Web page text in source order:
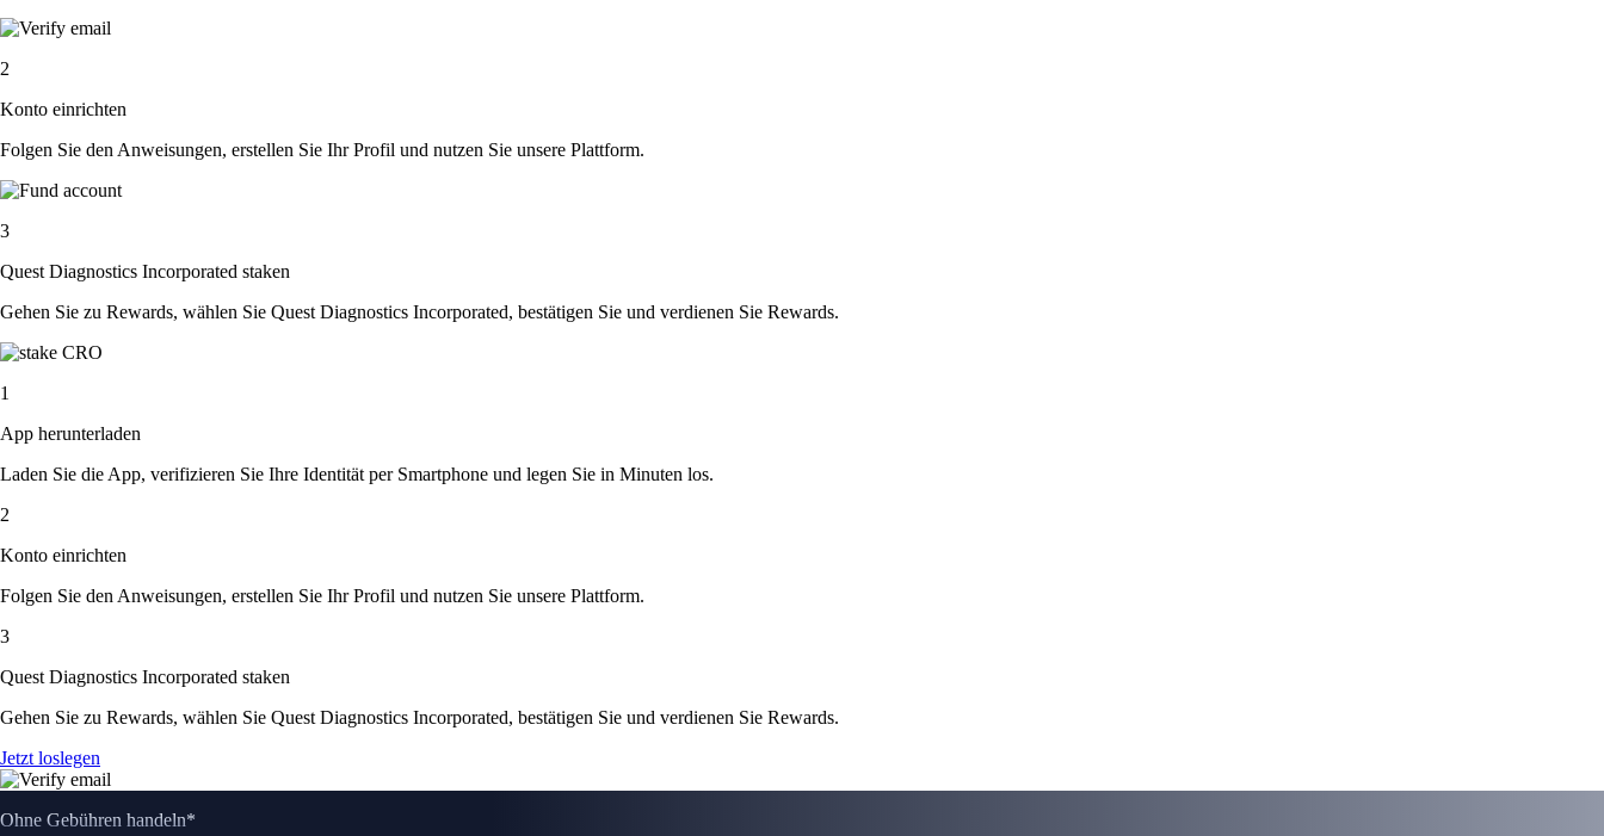
2
Konto einrichten
Folgen Sie den Anweisungen, erstellen Sie Ihr Profil und nutzen Sie unsere Plattform.
3
Quest Diagnostics Incorporated staken
Gehen Sie zu Rewards, wählen Sie Quest Diagnostics Incorporated, bestätigen Sie und verdienen Sie Rewards.
1
App herunterladen
Laden Sie die App, verifizieren Sie Ihre Identität per Smartphone und legen Sie in Minuten los.
2
Konto einrichten
Folgen Sie den Anweisungen, erstellen Sie Ihr Profil und nutzen Sie unsere Plattform.
3
Quest Diagnostics Incorporated staken
Gehen Sie zu Rewards, wählen Sie Quest Diagnostics Incorporated, bestätigen Sie und verdienen Sie Rewards.
Jetzt loslegen
Ohne Gebühren handeln*